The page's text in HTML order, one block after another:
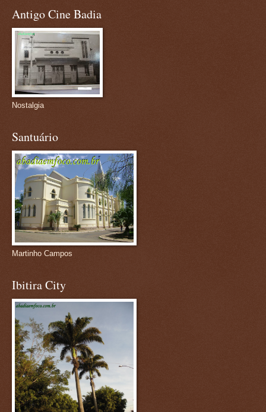
Antigo Cine Badia
Nostalgia
Santuário
Martinho Campos
Ibitira City